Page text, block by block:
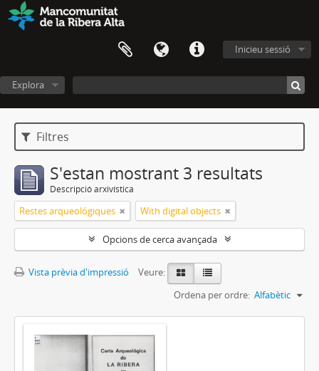
Inicieu sessió
Explora
Filtres
S'estan mostrant 3 resultats
Descripció arxivística
Restes arqueológiques With digital objects
Opcions de cerca avançada
Vista prèvia d'impressió
Veure:
Ordena per ordre: Alfabètic